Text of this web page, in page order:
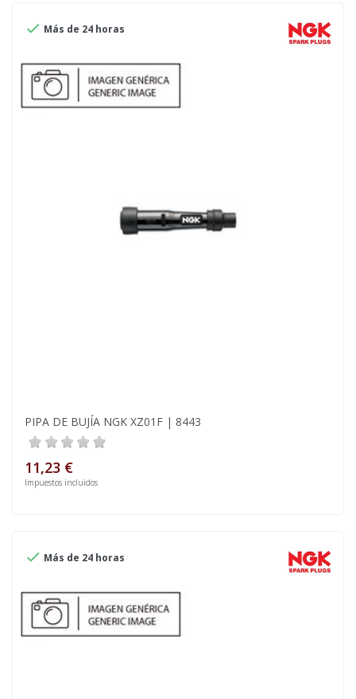
 Más de 24 horas
PIPA DE BUJÍA NGK XZ01F | 8443
11,23 €
Impuestos incluidos
 Más de 24 horas